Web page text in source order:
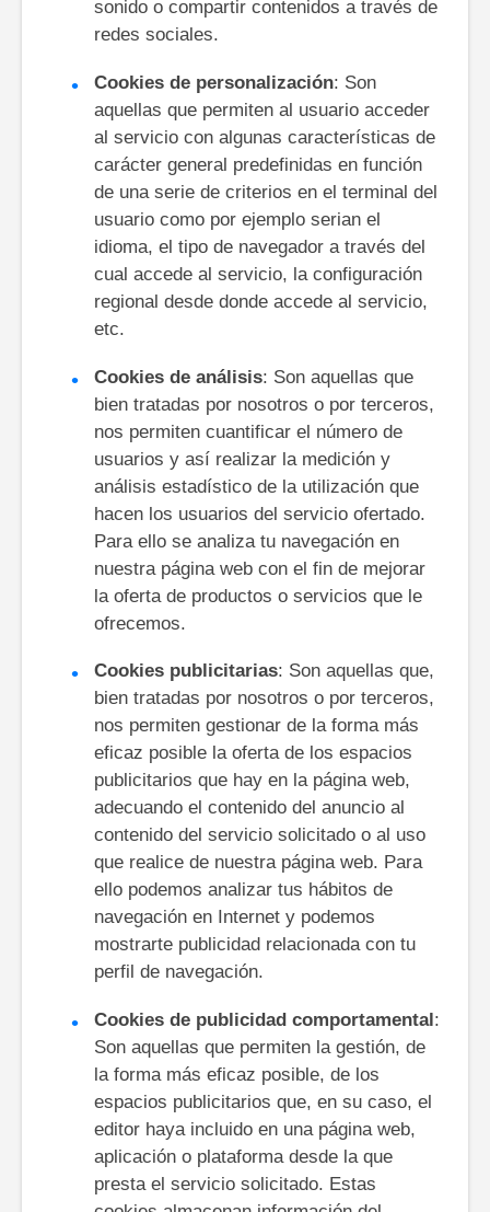
sonido o compartir contenidos a través de
redes sociales.
Cookies de personalización: Son
aquellas que permiten al usuario acceder
al servicio con algunas características de
carácter general predefinidas en función
de una serie de criterios en el terminal del
usuario como por ejemplo serian el
idioma, el tipo de navegador a través del
cual accede al servicio, la configuración
regional desde donde accede al servicio,
etc.
Cookies de análisis: Son aquellas que
bien tratadas por nosotros o por terceros,
nos permiten cuantificar el número de
usuarios y así realizar la medición y
análisis estadístico de la utilización que
hacen los usuarios del servicio ofertado.
Para ello se analiza tu navegación en
nuestra página web con el fin de mejorar
la oferta de productos o servicios que le
ofrecemos.
Cookies publicitarias: Son aquellas que,
bien tratadas por nosotros o por terceros,
nos permiten gestionar de la forma más
eficaz posible la oferta de los espacios
publicitarios que hay en la página web,
adecuando el contenido del anuncio al
contenido del servicio solicitado o al uso
que realice de nuestra página web. Para
ello podemos analizar tus hábitos de
navegación en Internet y podemos
mostrarte publicidad relacionada con tu
perfil de navegación.
Cookies de publicidad comportamental:
Son aquellas que permiten la gestión, de
la forma más eficaz posible, de los
espacios publicitarios que, en su caso, el
editor haya incluido en una página web,
aplicación o plataforma desde la que
presta el servicio solicitado. Estas